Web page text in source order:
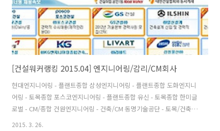
[건설워커랭킹 2015.04] 엔지니어링/감리/CM회사
현대엔지니어링 - 플랜트종합 삼성엔지니어링 - 플랜트종합 도화엔지니
어링 - 토목종합 포스코엔지니어링 - 플랜트종합 유신 - 토목종합 한미글
로벌 - CM/종합 건원엔지니어링 - 건축/CM 동명기술공단 - 토목/건축
건화 - 토목종합 한국종합기술 - 토목종합 서영엔지니어링 1 토목종합 삼
2015. 3. 26.